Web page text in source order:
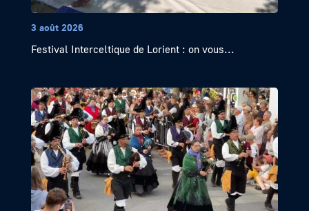
3 août 2026
Festival Interceltique de Lorient : on vous...